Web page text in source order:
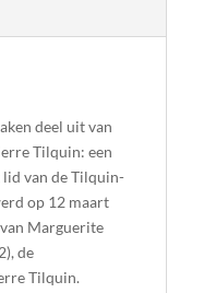
deel uit van
Tilquin: een
van de Tilquin-
op 12 maart
Marguerite
de
Tilquin.